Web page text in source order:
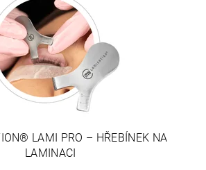
LAMI PRO – HŘEBÍNEK NA
LAMINACI